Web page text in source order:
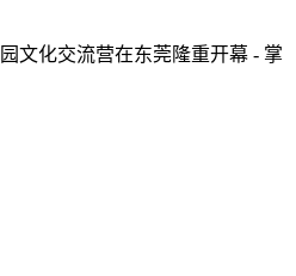
文化交流营在东莞隆重开幕 - 掌